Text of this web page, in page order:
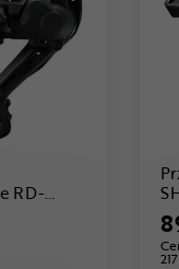
RD-